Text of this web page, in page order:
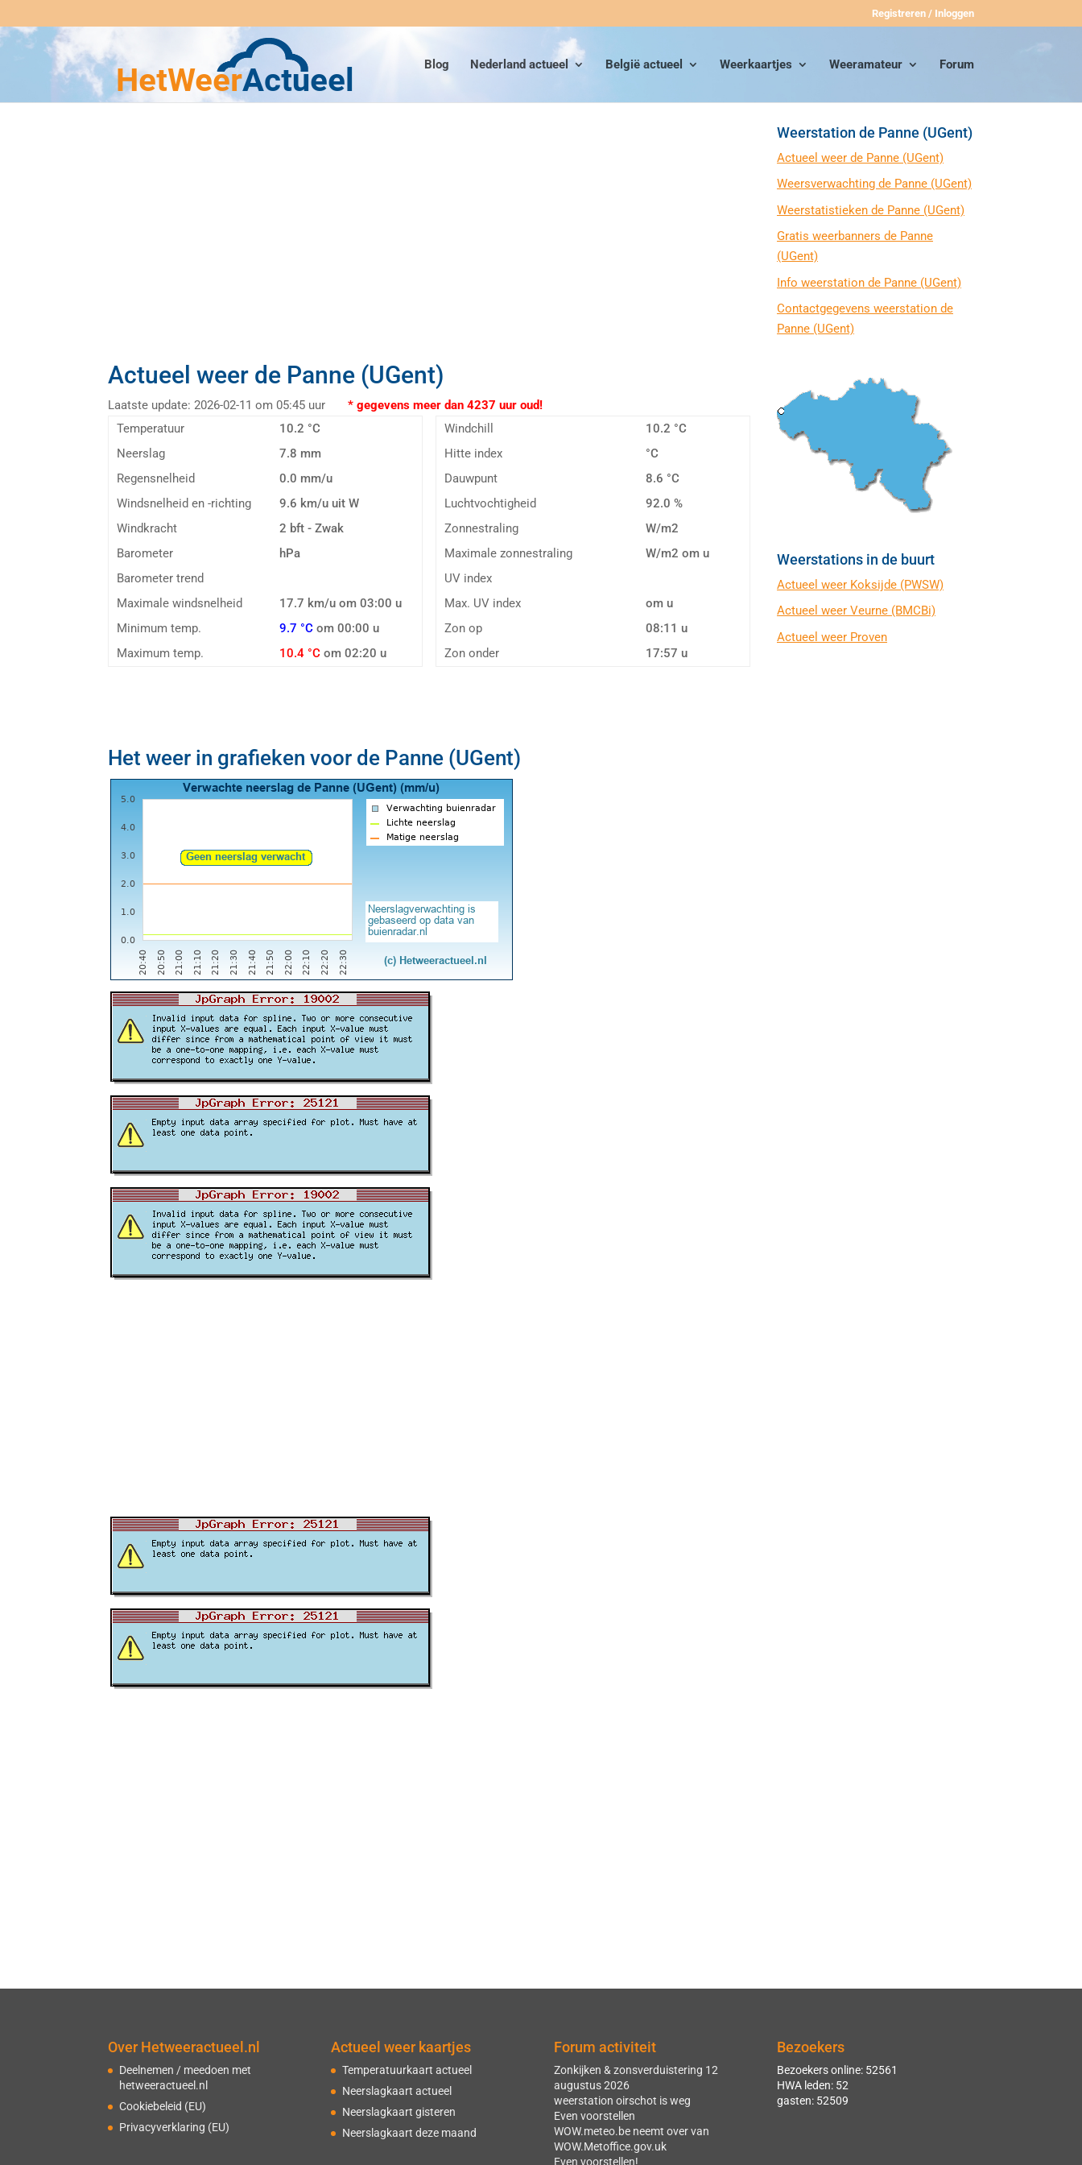
Registreren / Inloggen
Blog Nederland actueel België actueel Weerkaartjes Weeramateur Forum
Actueel weer de Panne (UGent)
Laatste update: 2026-02-11 om 05:45 uur * gegevens meer dan 4237 uur oud!
Temperatuur
10.2 °C
Neerslag
7.8 mm
Regensnelheid
0.0 mm/u
Windsnelheid en -richting
9.6 km/u uit W
Windkracht
2 bft - Zwak
Barometer
hPa
Barometer trend
Maximale windsnelheid
17.7 km/u om 03:00 u
Minimum temp.
9.7 °C om 00:00 u
Maximum temp.
10.4 °C om 02:20 u
Windchill
10.2 °C
Hitte index
°C
Dauwpunt
8.6 °C
Luchtvochtigheid
92.0 %
Zonnestraling
W/m2
Maximale zonnestraling
W/m2 om u
UV index
Max. UV index
om u
Zon op
08:11 u
Zon onder
17:57 u
Weerstation de Panne (UGent)
Actueel weer de Panne (UGent)
Weersverwachting de Panne (UGent)
Weerstatistieken de Panne (UGent)
Gratis weerbanners de Panne
(UGent)
Info weerstation de Panne (UGent)
Contactgegevens weerstation de
Panne (UGent)
Weerstations in de buurt
Actueel weer Koksijde (PWSW)
Actueel weer Veurne (BMCBi)
Actueel weer Proven
Het weer in grafieken voor de Panne (UGent)
Over Hetweeractueel.nl
Deelnemen / meedoen met
hetweeractueel.nl
Cookiebeleid (EU)
Privacyverklaring (EU)
Actueel weer kaartjes
Temperatuurkaart actueel
Neerslagkaart actueel
Neerslagkaart gisteren
Neerslagkaart deze maand
Forum activiteit
Zonkijken & zonsverduistering 12
augustus 2026
weerstation oirschot is weg
Even voorstellen
WOW.meteo.be neemt over van
WOW.Metoffice.gov.uk
Even voorstellen!
Bezoekers
Bezoekers online: 52561
HWA leden: 52
gasten: 52509